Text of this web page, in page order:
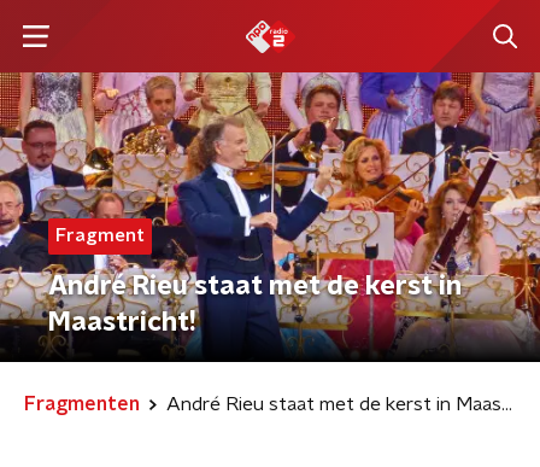
Fragment
André Rieu staat met de kerst in
Maastricht!
Fragmenten André Rieu staat met de kerst in Maastricht!